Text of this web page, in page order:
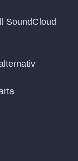
SoundCloud